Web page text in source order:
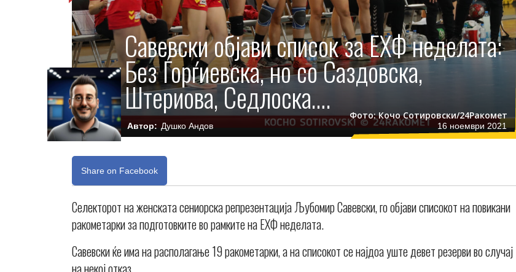
Савевски објави список за ЕХФ неделата:
Без Ѓорѓиевска, но со Саздовска,
Штериова, Седлоска….
Автор: Душко Андов 16 ноември 2021
Фото: Кочо Сотировски/24Ракомет
Share on Facebook
Селекторот на женската сениорска репрезентација Љубомир Савевски, го објави списокот на повикани
ракометарки за подготовките во рамките на ЕХФ неделата.
Савевски ќе има на располагање 19 ракометарки, а на списокот се најдоа уште девет резерви во случај
на некој отказ.